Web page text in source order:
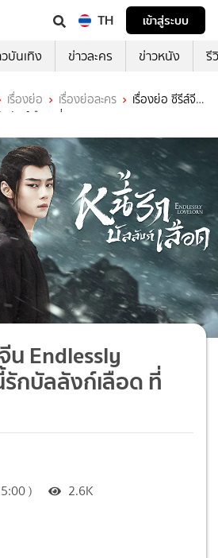
TH
เข้าสู่ระบบ
บันเทิง ข่าวละคร ข่าวหนัง รี
เรื่องย่อ เรื่องย่อละคร
เรื่องย่อ ซีรีส์จีน
ลังก์เลือด ที่ TrueID
น Endlessly
กบัลลังก์เลือด ที่
) 2.6K